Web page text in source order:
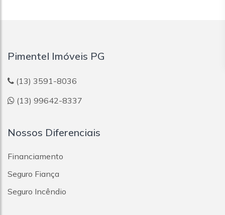
Pimentel Imóveis PG
(13) 3591-8036
(13) 99642-8337
Nossos Diferenciais
Financiamento
Seguro Fiança
Seguro Incêndio